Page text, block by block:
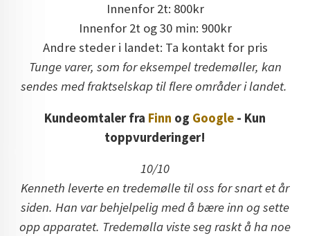
Innenfor 2t: 800kr
Innenfor 2t og 30 min: 900kr
Andre steder i landet: Ta kontakt for pris
Tunge varer, som for eksempel tredemøller, kan
sendes med fraktselskap til flere områder i landet.
Kundeomtaler fra Finn og Google - Kun
toppvurderinger!
10/10
Kenneth leverte en tredemølle til oss for snart et år
siden. Han var behjelpelig med å bære inn og sette
opp apparatet. Tredemølla viste seg raskt å ha noe